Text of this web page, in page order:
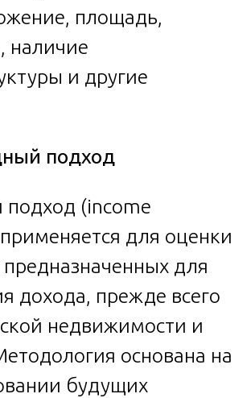
площадь,
наличие
и другие
подход
(income
для оценки
для
дохода, прежде всего
недвижимости и
основана на
будущих